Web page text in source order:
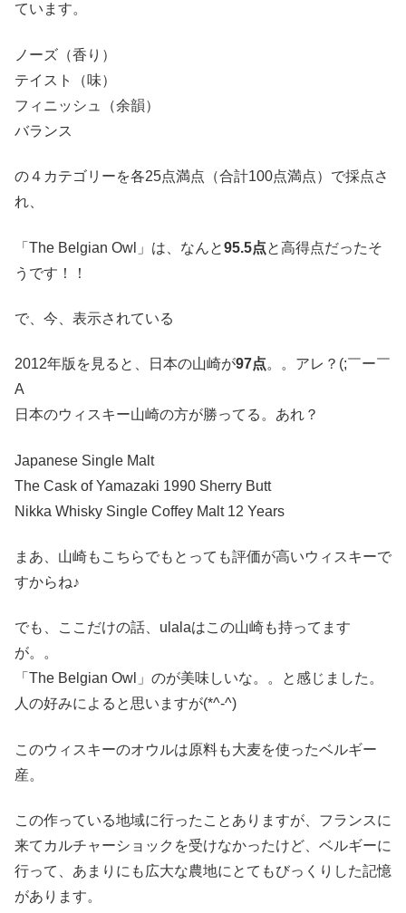
ています。
ノーズ（香り）
テイスト（味）
フィニッシュ（余韻）
バランス
の４カテゴリーを各25点満点（合計100点満点）で採点さ
れ、
「The Belgian Owl」は、なんと95.5点と高得点だったそ
うです！！
で、今、表示されている
2012年版を見ると、日本の山崎が97点。。アレ？(;￣ー￣
A
日本のウィスキー山崎の方が勝ってる。あれ？
Japanese Single Malt
The Cask of Yamazaki 1990 Sherry Butt
Nikka Whisky Single Coffey Malt 12 Years
まあ、山崎もこちらでもとっても評価が高いウィスキーで
すからね♪
でも、ここだけの話、ulalaはこの山崎も持ってます
が。。
「The Belgian Owl」のが美味しいな。。と感じました。
人の好みによると思いますが(*^-^)
このウィスキーのオウルは原料も大麦を使ったベルギー
産。
この作っている地域に行ったことありますが、フランスに
来てカルチャーショックを受けなかったけど、ベルギーに
行って、あまりにも広大な農地にとてもびっくりした記憶
があります。